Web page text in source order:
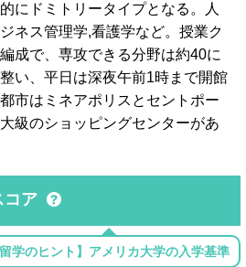
にドミトリータイプとなる。人
ネス管理学,看護学など。授業ク
成で、専攻できる分野は約40に
い、平日は深夜午前1時まで開館
市はミネアポリスとセントポー
級のショッピングセンターがあ
コア
留学のヒント】アメリカ大学の入学基準